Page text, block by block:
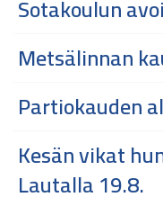
Sotakoulun
Metsälinnan
Partiokauden
Kesän vikat
Lautalla 19.8.